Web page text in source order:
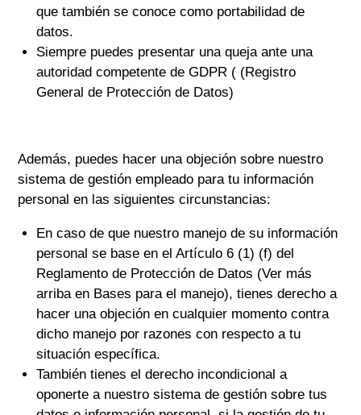
que también se conoce como portabilidad de
datos.
Siempre puedes presentar una queja ante una
autoridad competente de GDPR ( (Registro
General de Protección de Datos)
Además, puedes hacer una objeción sobre nuestro
sistema de gestión empleado para tu información
personal en las siguientes circunstancias:
En caso de que nuestro manejo de su información
personal se base en el Artículo 6 (1) (f) del
Reglamento de Protección de Datos (Ver más
arriba en Bases para el manejo), tienes derecho a
hacer una objeción en cualquier momento contra
dicho manejo por razones con respecto a tu
situación específica.
También tienes el derecho incondicional a
oponerte a nuestro sistema de gestión sobre tus